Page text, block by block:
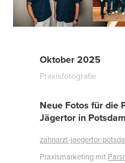
Oktober 2025
Praxisfotografie
Neue Fotos für die
Jägertor in
zahnarzt-jaegertor-
Praxismarketing mit